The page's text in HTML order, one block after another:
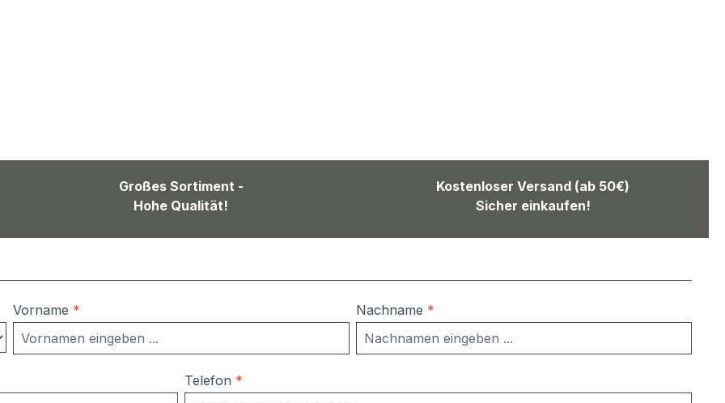
Großes Sortiment -
Hohe Qualität!
Kostenloser Versand (ab 50€)
Sicher einkaufen!
Vorname * Nachname *
Telefon *